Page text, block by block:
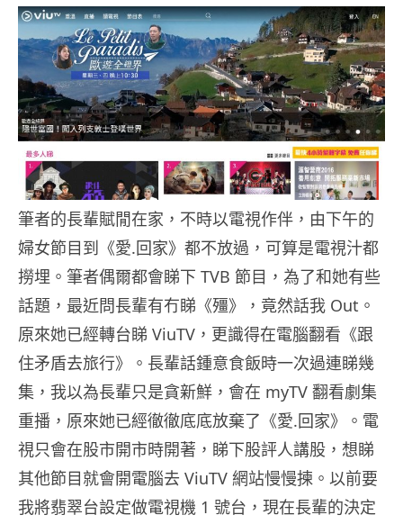
筆者的長輩賦閒在家，不時以電視作伴，由下午的
婦女節目到《愛.回家》都不放過，可算是電視汁都
撈埋。筆者偶爾都會睇下 TVB 節目，為了和她有些
話題，最近問長輩有冇睇《殭》，竟然話我 Out。
原來她已經轉台睇 ViuTV，更識得在電腦翻看《跟
住矛盾去旅行》。長輩話鍾意食飯時一次過連睇幾
集，我以為長輩只是貪新鮮，會在 myTV 翻看劇集
重播，原來她已經徹徹底底放棄了《愛.回家》。電
視只會在股市開市時開著，睇下股評人講股，想睇
其他節目就會開電腦去 ViuTV 網站慢慢揀。以前要
我將翡翠台設定做電視機 1 號台，現在長輩的決定